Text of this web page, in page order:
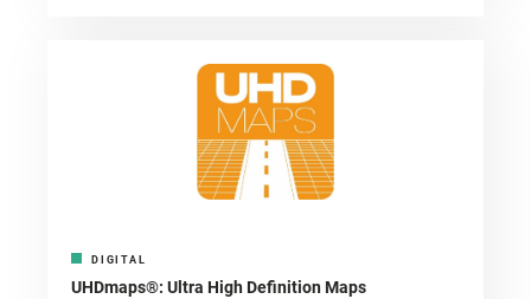
DIGITAL
UHDmaps®: Ultra High Definition Maps